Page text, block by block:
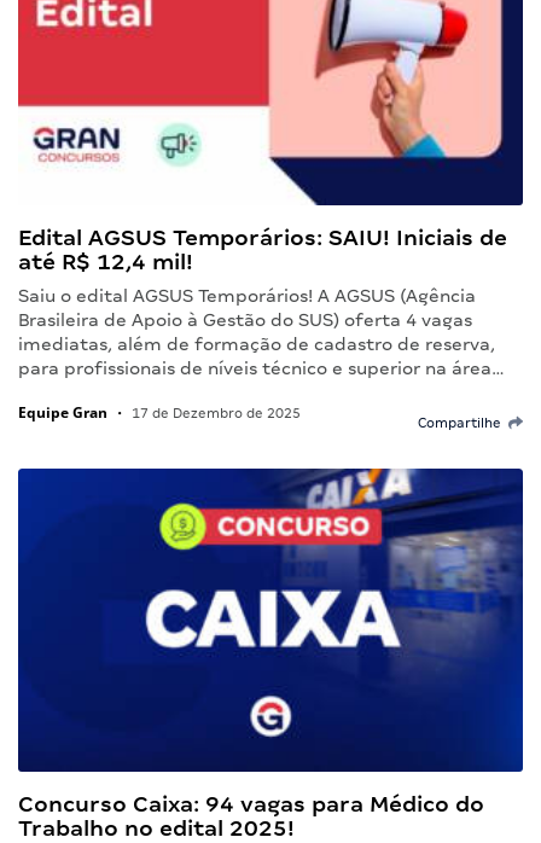
Edital AGSUS Temporários: SAIU! Iniciais de
até R$ 12,4 mil!
Saiu o edital AGSUS Temporários! A AGSUS (Agência
Brasileira de Apoio à Gestão do SUS) oferta 4 vagas
imediatas, além de formação de cadastro de reserva,
para profissionais de níveis técnico e superior na área…
Equipe Gran • 17 de Dezembro de 2025
Compartilhe
Concurso Caixa: 94 vagas para Médico do
Trabalho no edital 2025!